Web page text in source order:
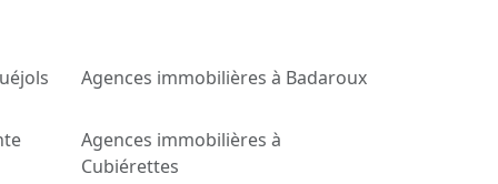
Agences immobilières à Badaroux
Agences immobilières à
Cubiérettes